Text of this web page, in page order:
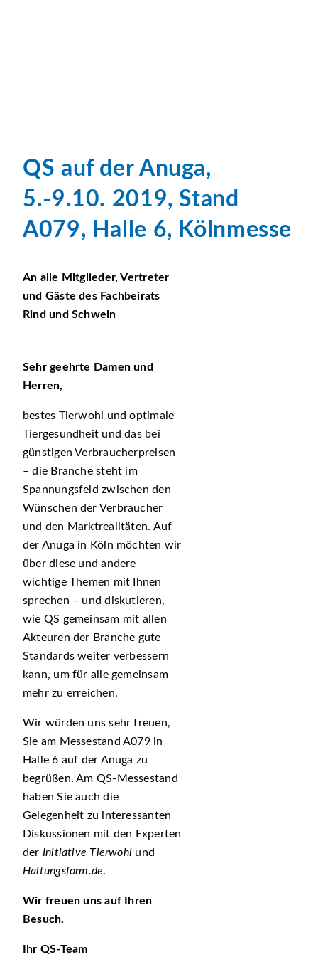
QS auf der Anuga,
5.-9.10. 2019, Stand
A079, Halle 6, Kölnmesse
An alle Mitglieder, Vertreter
und Gäste des Fachbeirats
Rind und Schwein
Sehr geehrte Damen und
Herren,
bestes Tierwohl und optimale
Tiergesundheit und das bei
günstigen Verbraucherpreisen
– die Branche steht im
Spannungsfeld zwischen den
Wünschen der Verbraucher
und den Marktrealitäten. Auf
der Anuga in Köln möchten wir
über diese und andere
wichtige Themen mit Ihnen
sprechen – und diskutieren,
wie QS gemeinsam mit allen
Akteuren der Branche gute
Standards weiter verbessern
kann, um für alle gemeinsam
mehr zu erreichen.
Wir würden uns sehr freuen,
Sie am Messestand A079 in
Halle 6 auf der Anuga zu
begrüßen. Am QS-Messestand
haben Sie auch die
Gelegenheit zu interessanten
Diskussionen mit den Experten
der Initiative Tierwohl und
Haltungsform.de.
Wir freuen uns auf Ihren
Besuch.
Ihr QS-Team